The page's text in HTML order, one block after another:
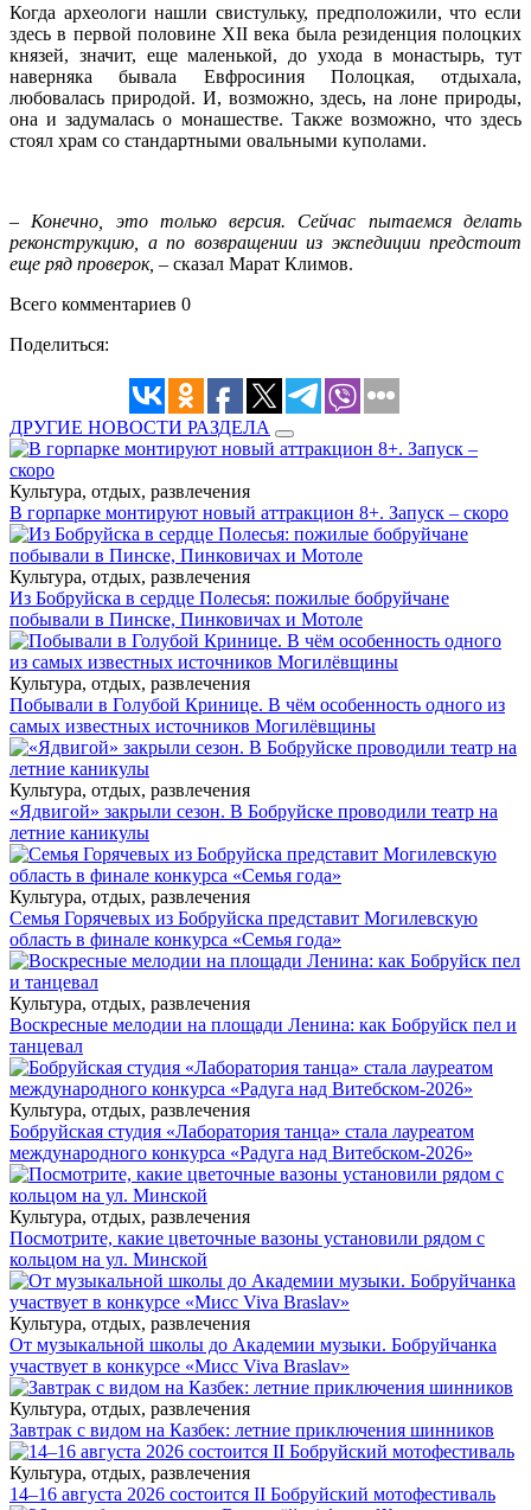
Когда археологи нашли свистульку, предположили, что если
здесь в первой половине XII века была резиденция полоцких
князей, значит, еще маленькой, до ухода в монастырь, тут
наверняка бывала Евфросиния Полоцкая, отдыхала,
любовалась природой. И, возможно, здесь, на лоне природы,
она и задумалась о монашестве. Также возможно, что здесь
стоял храм со стандартными овальными куполами.
– Конечно, это только версия. Сейчас пытаемся делать
реконструкцию, а по возвращении из экспедиции предстоит
еще ряд проверок, – сказал Марат Климов.
Всего комментариев 0
Поделиться:
ДРУГИЕ НОВОСТИ РАЗДЕЛА
Культура, отдых, развлечения
В горпарке монтируют новый аттракцион 8+. Запуск – скоро
Культура, отдых, развлечения
Из Бобруйска в сердце Полесья: пожилые бобруйчане
побывали в Пинске, Пинковичах и Мотоле
Культура, отдых, развлечения
Побывали в Голубой Кринице. В чём особенность одного из
самых известных источников Могилёвщины
Культура, отдых, развлечения
«Ядвигой» закрыли сезон. В Бобруйске проводили театр на
летние каникулы
Культура, отдых, развлечения
Семья Горячевых из Бобруйска представит Могилевскую
область в финале конкурса «Семья года»
Культура, отдых, развлечения
Воскресные мелодии на площади Ленина: как Бобруйск пел и
танцевал
Культура, отдых, развлечения
Бобруйская студия «Лаборатория танца» стала лауреатом
международного конкурса «Радуга над Витебском-2026»
Культура, отдых, развлечения
Посмотрите, какие цветочные вазоны установили рядом с
кольцом на ул. Минской
Культура, отдых, развлечения
От музыкальной школы до Академии музыки. Бобруйчанка
участвует в конкурсе «Мисс Viva Braslav»
Культура, отдых, развлечения
Завтрак с видом на Казбек: летние приключения шинников
Культура, отдых, развлечения
14–16 августа 2026 состоится II Бобруйский мотофестиваль